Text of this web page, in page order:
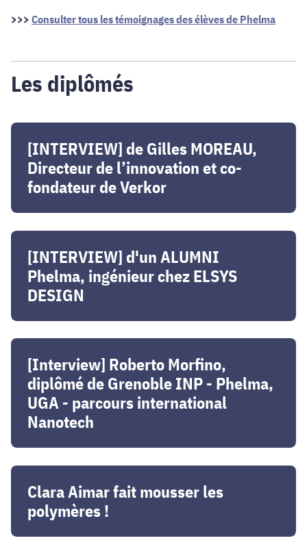
IPhy
Physique,
|
PMP
>>> Consulter tous les témoignages des élèves de Phelma
Les diplômés
[INTERVIEW]
Gilles
MOREAU,
Directeur
de
l’innovation
fondateur
[INTERVIEW] de Gilles MOREAU,
Directeur de l’innovation et co-
fondateur de Verkor
[INTERVIEW]
d'un
ALUMNI
Phelma,
ingénieur
chez
ELSYS
[INTERVIEW] d'un ALUMNI
Phelma, ingénieur chez ELSYS
DESIGN
[Interview]
Roberto
Morfino,
diplômé
Grenoble
INP
UGA
parcours
international
[Interview] Roberto Morfino,
diplômé de Grenoble INP - Phelma,
UGA - parcours international
Nanotech
Clara
Aimar
fait
mousser
les
Clara Aimar fait mousser les
polymères !